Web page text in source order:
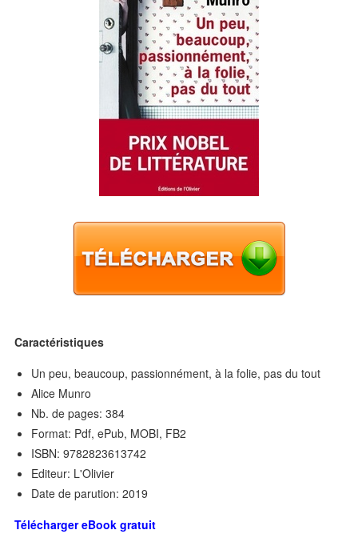
Caractéristiques
Un peu, beaucoup, passionnément, à la folie, pas du tout
Alice Munro
Nb. de pages: 384
Format: Pdf, ePub, MOBI, FB2
ISBN: 9782823613742
Editeur: L'Olivier
Date de parution: 2019
Télécharger eBook gratuit